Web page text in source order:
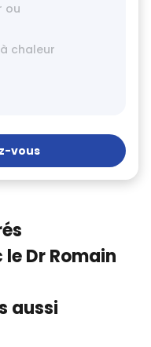
ou
chaleur
vous
Dr Romain
aussi